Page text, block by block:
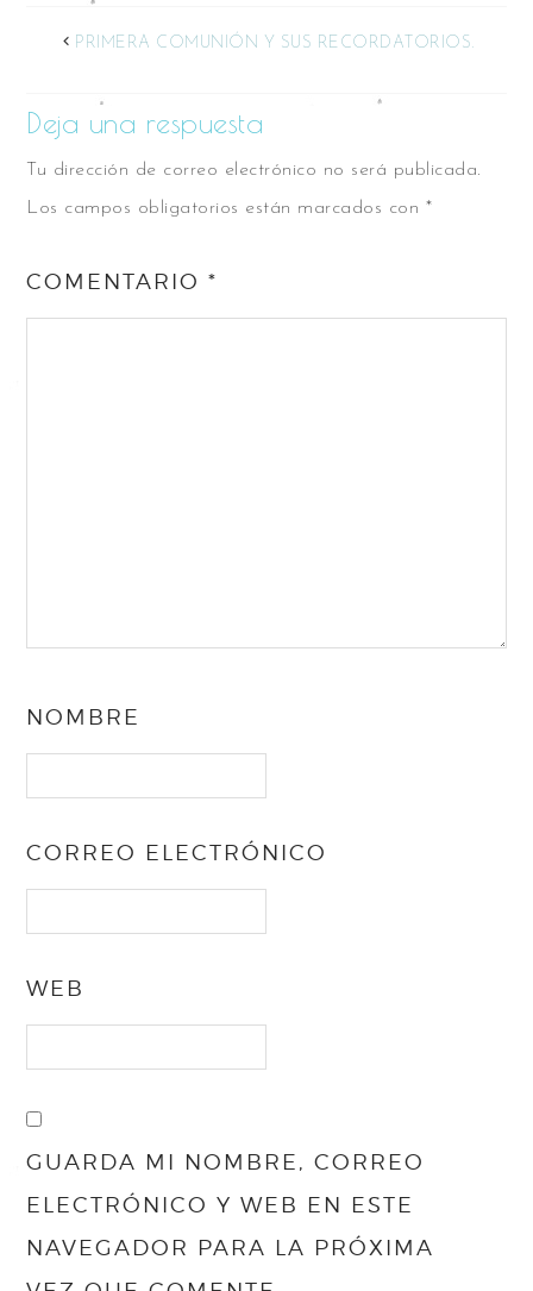
PRIMERA COMUNIÓN Y SUS RECORDATORIOS.
Deja una respuesta
Tu dirección de correo electrónico no será publicada.
Los campos obligatorios están marcados con *
COMENTARIO*
NOMBRE
CORREO ELECTRÓNICO
WEB
GUARDA MI NOMBRE, CORREO
ELECTRÓNICO Y WEB EN ESTE
NAVEGADOR PARA LA PRÓXIMA